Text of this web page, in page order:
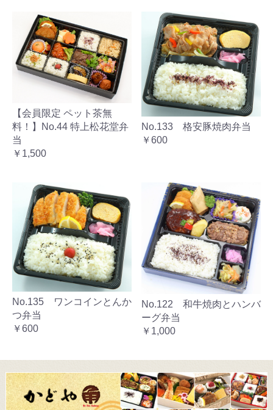
【会員限定 ペット茶無
料！】No.44 特上松花堂弁
当
￥1,500
No.133 格安豚焼肉弁当
￥600
No.135 ワンコインとんか
つ弁当
￥600
No.122 和牛焼肉とハンバ
ーグ弁当
￥1,000